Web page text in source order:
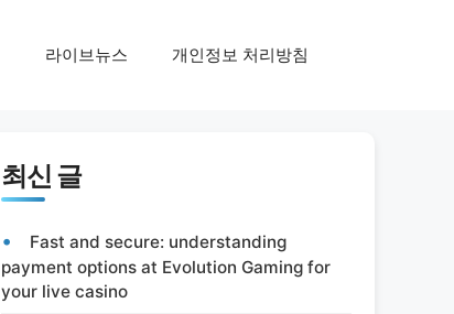
라이브뉴스 개인정보 처리방침
최신 글
Fast and secure: understanding
payment options at Evolution Gaming for
your live casino